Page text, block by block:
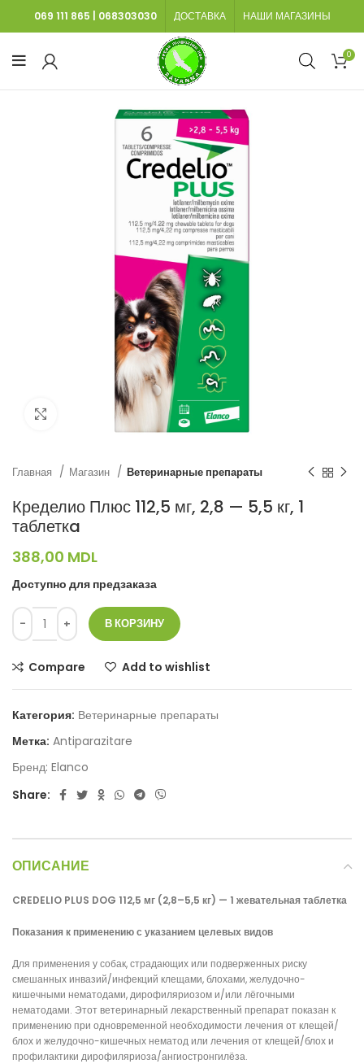
069 111 865 068303030 ДОСТАВКА НАШИ МАГАЗИНЫ
0
Нажмите, чтобы увеличить
Главная Магазин Ветеринарные препараты
Кределио Плюс 112,5 мг, 2,8 — 5,5 кг, 1
таблеткa
388,00 MDL
Доступно для предзаказа
В КОРЗИНУ
Compare Add to wishlist
Категория: Ветеринарные препараты
Метка: Antiparazitare
Бренд: Elanco
Share:
ОПИСАНИЕ
CREDELIO PLUS DOG 112,5 мг (2,8–5,5 кг) — 1 жевательная таблетка
Показания к применению с указанием целевых видов
Для применения у собак, страдающих или подверженных риску
смешанных инвазий/инфекций клещами, блохами, желудочно-
кишечными нематодами, дирофиляриозом и/или лёгочными
нематодами. Этот ветеринарный лекарственный препарат показан к
применению при одновременной необходимости лечения от клещей/
блох и желудочно-кишечных нематод или лечения от клещей/блох и
профилактики дирофиляриоза/ангиостронгилёза.